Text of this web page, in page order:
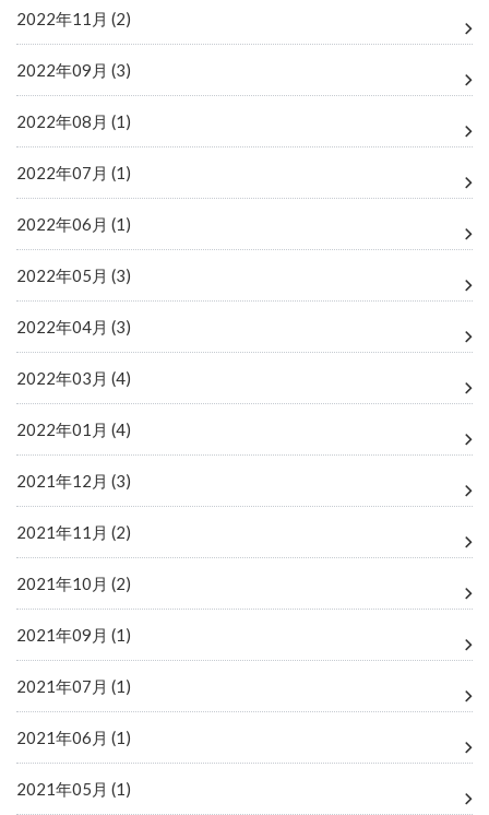
2022年11月 (2)
2022年09月 (3)
2022年08月 (1)
2022年07月 (1)
2022年06月 (1)
2022年05月 (3)
2022年04月 (3)
2022年03月 (4)
2022年01月 (4)
2021年12月 (3)
2021年11月 (2)
2021年10月 (2)
2021年09月 (1)
2021年07月 (1)
2021年06月 (1)
2021年05月 (1)